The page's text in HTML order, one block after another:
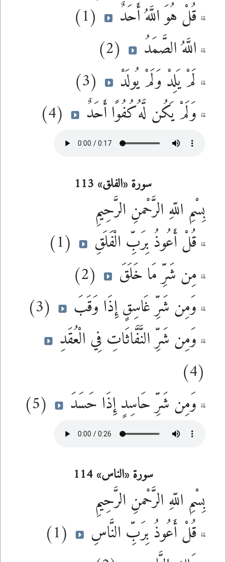
قُلْ هُوَ اللَّهُ أَحَدٌ
(1)
اللَّهُ الصَّمَدُ
(2)
لَمْ يَلِدْ وَلَمْ يُولَدْ
(3)
وَلَمْ يَكُن لَّهُ كُفُوًا أَحَدٌ
(4)
سورة «الفلق» 113
بِسْمِ اللّهِ الرَّحْمنِ الرَّحِيمِ
قُلْ أَعُوذُ بِرَبِّ الْفَلَقِ
(1)
مِن شَرِّ مَا خَلَقَ
(2)
وَمِن شَرِّ غَاسِقٍ إِذَا وَقَبَ
(3)
وَمِن شَرِّ النَّفَّاثَاتِ فِي الْعُقَدِ
(4)
وَمِن شَرِّ حَاسِدٍ إِذَا حَسَدَ
(5)
سورة «الناس» 114
بِسْمِ اللّهِ الرَّحْمنِ الرَّحِيمِ
قُلْ أَعُوذُ بِرَبِّ النَّاسِ
(1)